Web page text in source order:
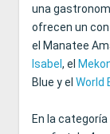
una
ofrecen un
el Manatee
Isabel , el
Blue y el World
En la